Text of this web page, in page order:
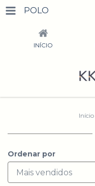
POLO
INÍCIO
Início
Ordenar por